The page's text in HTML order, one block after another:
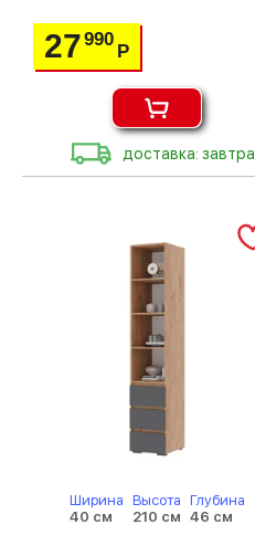
27990
Р
доставка: завтра
Ширина
40 см
Высота
210 см
Глубина
46 см